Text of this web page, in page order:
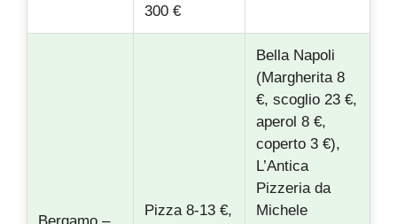
300 €
Pizza 8-13 €,
Bella Napoli
(Margherita 8
€, scoglio 23 €,
aperol 8 €,
coperto 3 €),
L’Antica
Pizzeria da
Michele